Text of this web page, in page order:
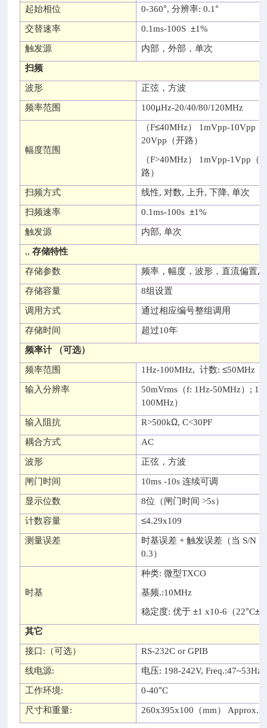
起始相位 0-360°, 分辨率: 0.1 °
交替速率 0.1ms-100S ±1%
触发源 内部，外部，单次
扫频
波形 正弦，方波
频率范围 100µHz-20/40/80/120MHz
幅度范围
（F≤40MHz） 1mVpp-10Vpp（
20Vpp（开路）
（F>40MHz） 1mVpp-1Vpp（
路）
扫频方式 线性, 对数, 上升, 下降, 单次
扫频速率 0.1ms-100s ±1%
触发源 内部, 单次
,, 存储特性
存储参数 频率，幅度，波形，直流偏置
存储容量 8组设置
调用方式 通过相应编号整组调用
存储时间 超过10年
频率计（可选）
频率范围 1Hz-100MHz, 计数: ≤50MHz
输入分辨率
50mVrms（f: 1Hz-50MHz）;
100MHz）
输入阻抗 R>500kΩ, C<30PF
耦合方式 AC
波形 正弦，方波
闸门时间 10ms -10s 连续可调
显示位数 8位 （闸门时间 >5s）
计数容量 ≤4.29x109
测量误差 时基误差+ 触发误差（当 S/N >
0.3）
时基
种类: 微型TXCO
基频.:10MHz
稳定度: 优于 ±1 x10-6（22°C±
其它
接口:（可选） RS-232C or GPIB
线电源: 电压: 198-242V, Freq.:47~53Hz,
工作环境: 0-40°C
尺寸和重量: 260x395x100（mm）